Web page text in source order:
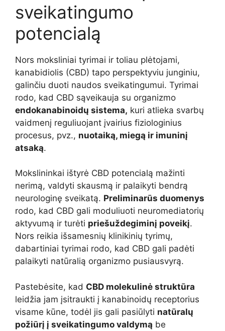
sveikatingumo
potencialą
Nors moksliniai tyrimai ir toliau plėtojami,
kanabidiolis (CBD) tapo perspektyviu junginiu,
galinčiu duoti naudos sveikatingumui. Tyrimai
rodo, kad CBD sąveikauja su organizmo
endokanabinoidų sistema, kuri atlieka svarbų
vaidmenį reguliuojant įvairius fiziologinius
procesus, pvz., nuotaiką, miegą ir imuninį
atsaką.
Mokslininkai ištyrė CBD potencialą mažinti
nerimą, valdyti skausmą ir palaikyti bendrą
neurologinę sveikatą. Preliminarūs duomenys
rodo, kad CBD gali moduliuoti neuromediatorių
aktyvumą ir turėti priešuždegiminį poveikį.
Nors reikia išsamesnių klinikinių tyrimų,
dabartiniai tyrimai rodo, kad CBD gali padėti
palaikyti natūralią organizmo pusiausvyrą.
Pastebėsite, kad CBD molekulinė struktūra
leidžia jam įsitraukti į kanabinoidų receptorius
visame kūne, todėl jis gali pasiūlyti natūralų
požiūrį į sveikatingumo valdymą be